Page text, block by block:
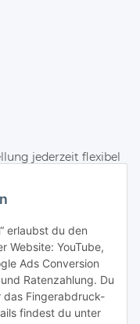
erlaubst du den
Website: YouTube,
Ads Conversion
Ratenzahlung. Du
das Fingerabdruck-
findest du unter
jederzeit flexibel